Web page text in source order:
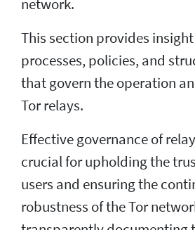
network.
This section provides
processes, policies, and
that govern the operation
Tor relays.
Effective governance of
crucial for upholding the
users and ensuring the
robustness of the Tor